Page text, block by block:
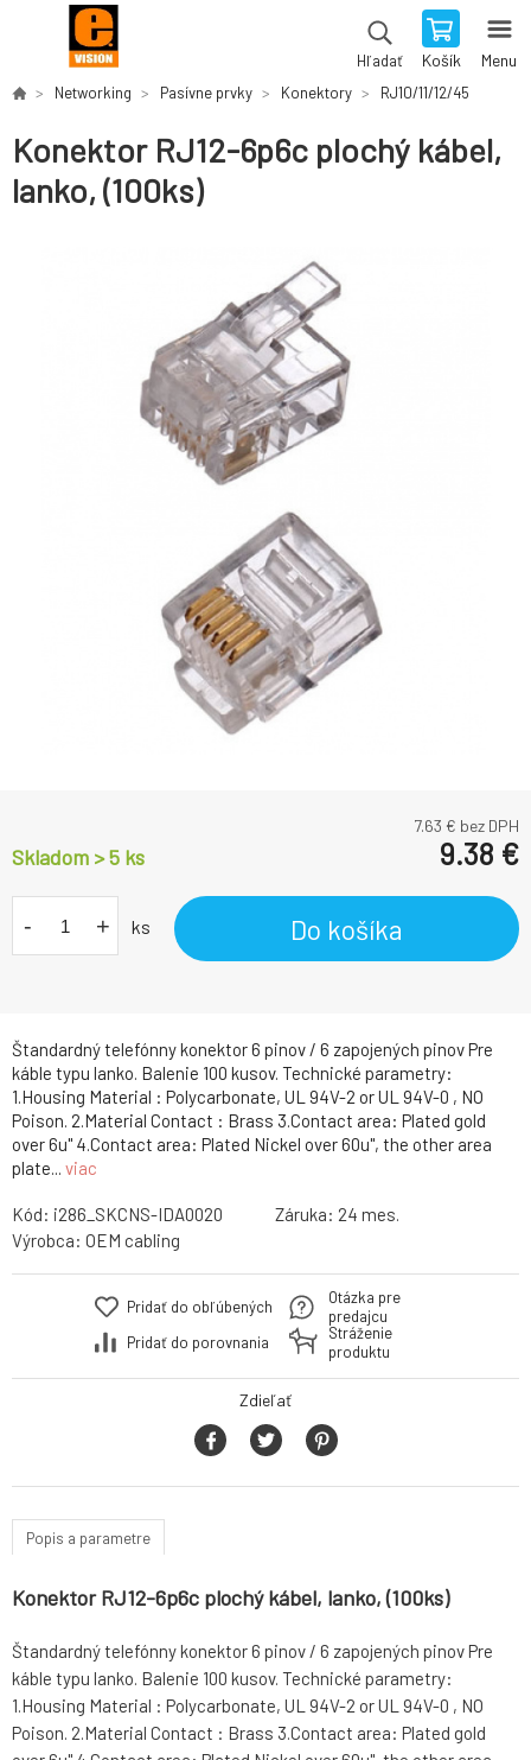
Hľadať Košík Menu
Networking Pasívne prvky Konektory RJ10/11/12/45
Konektor RJ12-6p6c plochý kábel,
lanko, (100ks)
Štandardný telefónny konektor 6 pinov / 6 zapojených pinov Pre
káble typu lanko. Balenie 100 kusov. Technické parametry:
1.Housing Material : Polycarbonate, UL 94V-2 or UL 94V-0 , NO
Poison. 2.Material Contact : Brass 3.Contact area: Plated gold
over 6u" 4.Contact area: Plated Nickel over 60u", the other area
plate... viac
7.63 € bez DPH
Skladom > 5 ks 9.38 €
- + ks Do košíka
Kód: i286_SKCNS-IDA0020 Záruka: 24 mes.
Výrobca: OEM cabling
Pridať do obľúbených
Pridať do porovnania
Otázka pre
predajcu
Stráženie
produktu
Zdieľať
Popis a parametre
Konektor RJ12-6p6c plochý kábel, lanko, (100ks)
Štandardný telefónny konektor 6 pinov / 6 zapojených pinov Pre
káble typu lanko. Balenie 100 kusov. Technické parametry:
1.Housing Material : Polycarbonate, UL 94V-2 or UL 94V-0 , NO
Poison. 2.Material Contact : Brass 3.Contact area: Plated gold